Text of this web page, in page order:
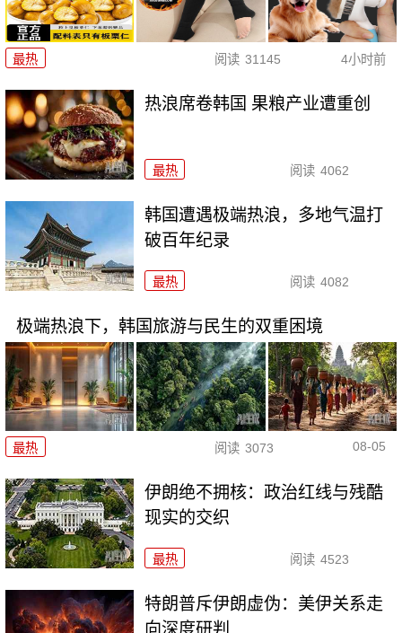
最热 阅读 31145 4小时前
热浪席卷韩国 果粮产业遭重创
最热 阅读 4062
韩国遭遇极端热浪，多地气温打
破百年纪录
最热 阅读 4082
极端热浪下，韩国旅游与民生的双重困境
最热 阅读 3073 08-05
伊朗绝不拥核：政治红线与残酷
现实的交织
最热 阅读 4523
特朗普斥伊朗虚伪：美伊关系走
向深度研判